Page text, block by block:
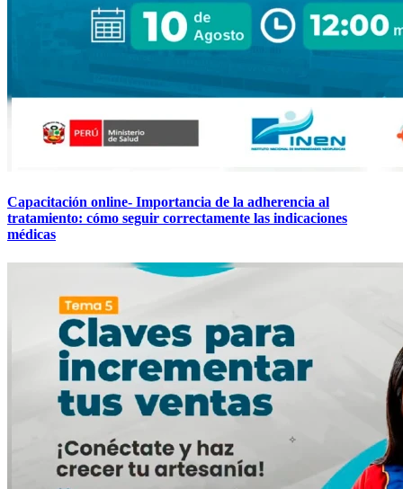
Capacitación online- Importancia de la adherencia al
tratamiento: cómo seguir correctamente las indicaciones
médicas